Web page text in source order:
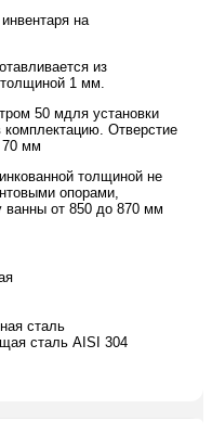
на
из
1 мм.
50 мдля установки
Отверстие
70 мм
толщиной не
опорами,
ванны от 850 до 870 мм
сталь
сталь AISI 304